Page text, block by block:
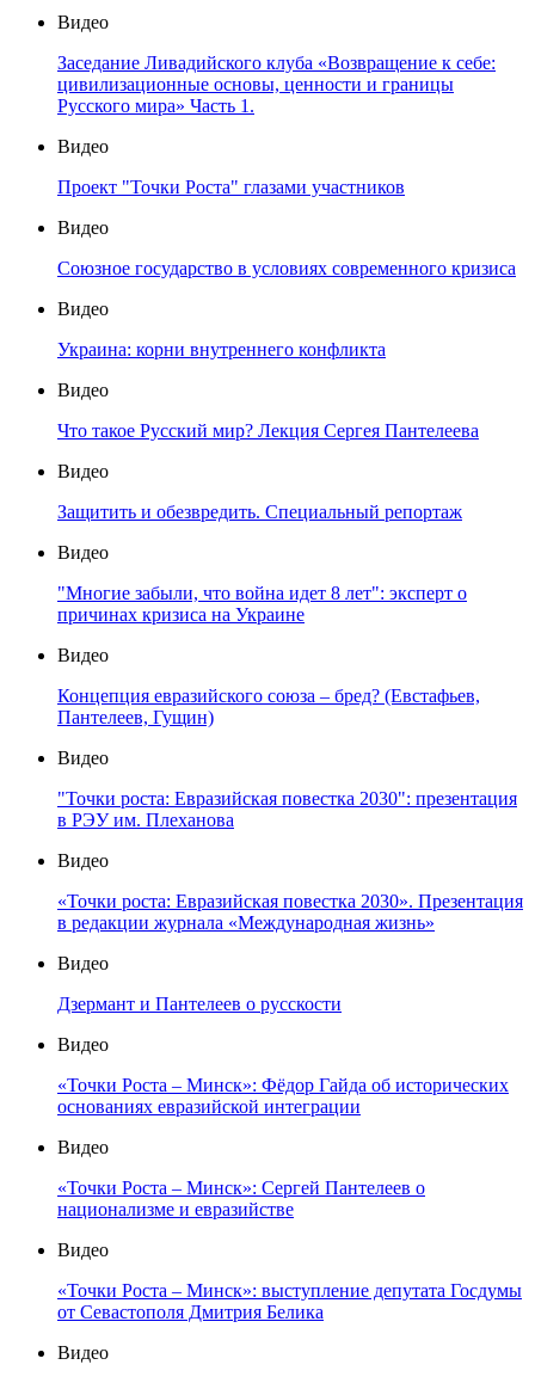
Видео
Заседание Ливадийского клуба «Возвращение к себе:
цивилизационные основы, ценности и границы
Русского мира» Часть 1.
Видео
Проект "Точки Роста" глазами участников
Видео
Союзное государство в условиях современного кризиса
Видео
Украина: корни внутреннего конфликта
Видео
Что такое Русский мир? Лекция Сергея Пантелеева
Видео
Защитить и обезвредить. Специальный репортаж
Видео
"Многие забыли, что война идет 8 лет": эксперт о
причинах кризиса на Украине
Видео
Концепция евразийского союза – бред? (Евстафьев,
Пантелеев, Гущин)
Видео
"Точки роста: Евразийская повестка 2030": презентация
в РЭУ им. Плеханова
Видео
«Точки роста: Евразийская повестка 2030». Презентация
в редакции журнала «Международная жизнь»
Видео
Дзермант и Пантелеев о русскости
Видео
«Точки Роста – Минск»: Фёдор Гайда об исторических
основаниях евразийской интеграции
Видео
«Точки Роста – Минск»: Сергей Пантелеев о
национализме и евразийстве
Видео
«Точки Роста – Минск»: выступление депутата Госдумы
от Севастополя Дмитрия Белика
Видео